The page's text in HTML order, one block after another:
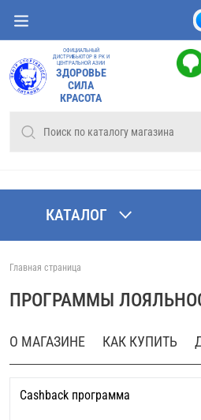
ОФИЦИАЛЬНЫЙ
ДИСТРИБЬЮТОР В РК И
ЦЕНТРАЛЬНОЙ АЗИИ
ЗДОРОВЬЕ
СИЛА
КРАСОТА
КАТАЛОГ
Главная страница
ПРОГРАММЫ
О МАГАЗИНЕ КАК КУПИТЬ
Cashback программа